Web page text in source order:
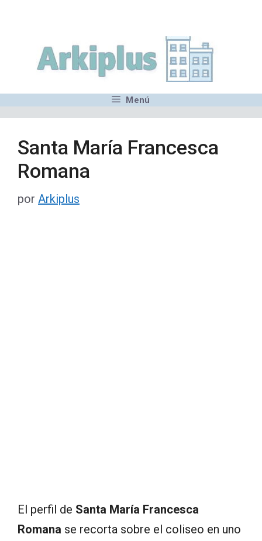
contenido
Menú
Santa María Francesca
Romana
por Arkiplus
El perfil de Santa María Francesca
Romana se recorta sobre el coliseo en uno